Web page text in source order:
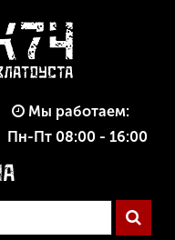
Мы работаем:
Пн-Пт 08:00 - 16:00